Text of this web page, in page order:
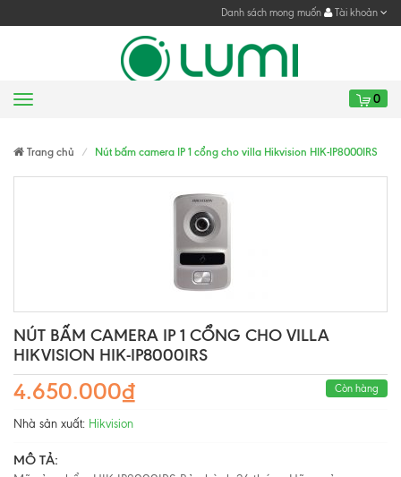
Danh sách mong muốn Tài khoản
Menu 0
Trang chủ Nút bấm camera IP 1 cổng cho villa Hikvision HIK-IP8000IRS
NÚT BẤM CAMERA IP 1 CỔNG CHO VILLA
HIKVISION HIK-IP8000IRS
4.650.000₫ Còn hàng
Nhà sản xuất: Hikvision
MÔ TẢ: